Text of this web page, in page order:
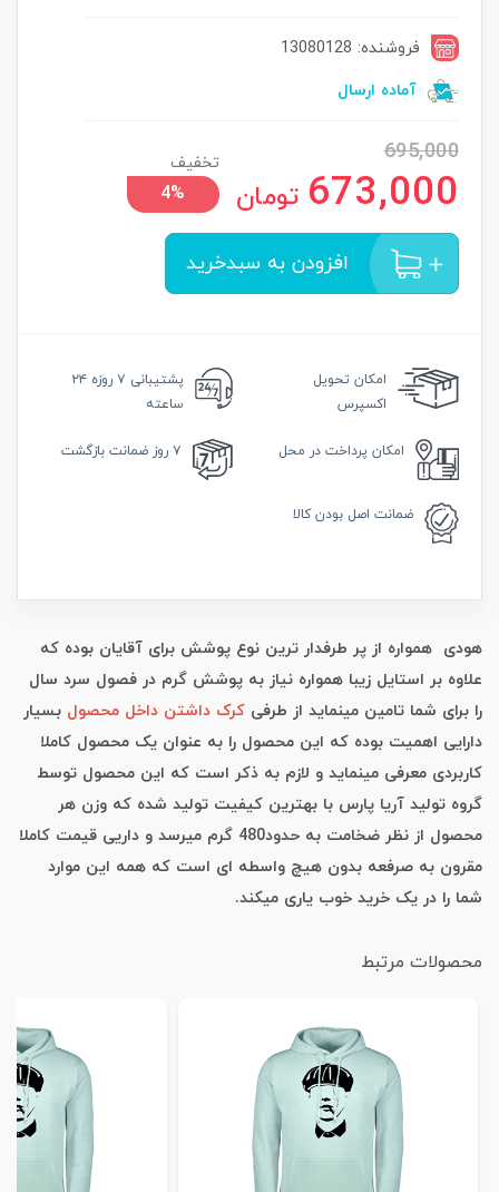
فروشنده: 13080128
آماده ارسال
695,000
673,000 تومان
تخفیف
4%
افزودن به سبدخرید
امکان تحویل
اکسپرس
پشتیبانی
۷ روزه ۲۴
ساعته
امکان پرداخت در محل ۷ روز ضمانت بازگشت
ضمانت اصل بودن کالا
هودی همواره از پر طرفدار ترین نوع پوشش برای آقایان بوده که
علاوه بر استایل زیبا همواره نیاز به پوشش گرم در فصول سرد سال
را برای شما تامین مینماید از طرفی کرک داشتن داخل محصول بسیار
دارایی اهمیت بوده که این محصول را به عنوان یک محصول کاملا
کاربردی معرفی مینماید و لازم به ذکر است که این محصول توسط
گروه تولید آریا پارس با بهترین کیفیت تولید شده که وزن هر
محصول از نظر ضخامت به حدود480 گرم میرسد و داریی قیمت کاملا
مقرون به صرفعه بدون هیچ واسطه ای است که همه این موارد
شما را در یک خرید خوب یاری میکند.
محصولات مرتبط